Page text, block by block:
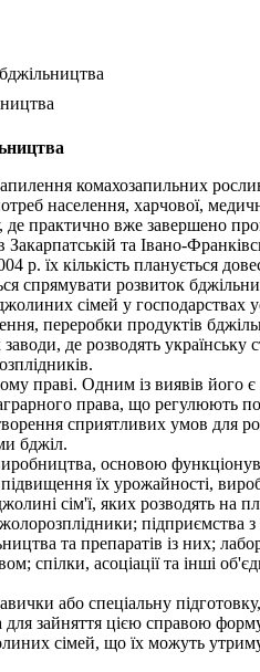
комахозапильних
населення, харчової,
практично вже завершено
та Івано-
р. їх кількість планується
розвиток
сімей у господарствах
переробки продуктів
де розводять українську
праві. Одним із виявів його є
права, що регулюють
сприятливих умов для
бджіл.
основою
їх урожайності,
сім'ї, яких розводять на
підприємства
та препаратів із них;
спілки, асоціації та інші
або спеціальну
зайняття цією справою
сімей, що їх можуть